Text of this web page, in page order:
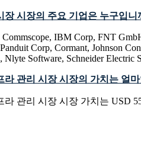
장 시장의 주요 기업은 누구입니
IBM Corp, FNT
Corp, Cormant, Johnson
Nlyte Software, Schneider Electric
라 관리 시장 시장의 가치는 얼
라 관리 시장 시장 가치는 USD